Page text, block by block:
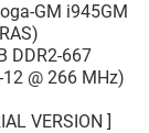
GM i945GM
DDR2-667
@ 266 MHz)
VERSION ]